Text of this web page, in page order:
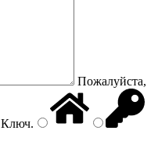
Пожалуйста,
Ключ.